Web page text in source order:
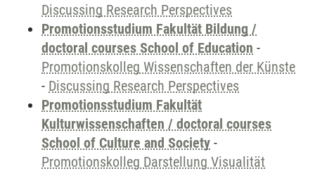
Discussing Research Perspectives
Promotionsstudium Fakultät Bildung /
doctoral courses School of Education -
Promotionskolleg Wissenschaften der Künste
- Discussing Research Perspectives
Promotionsstudium Fakultät
Kulturwissenschaften / doctoral courses
School of Culture and Society -
Promotionskolleg Darstellung Visualität